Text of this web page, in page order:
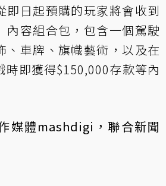
即日起預購的玩家將會收到
內容組合包，包含一個駕駛
、車牌、旗幟藝術，以及在
時即獲得$150,000存款等內
媒體mashdigi ，聯合新聞